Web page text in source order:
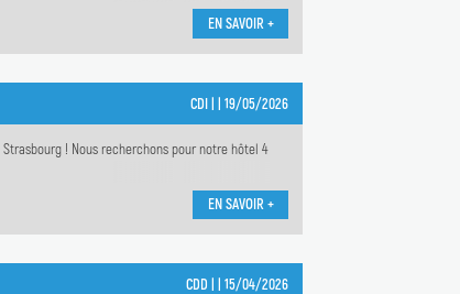
EN SAVOIR +
CDI | | 19/05/2026
! Nous recherchons pour notre hôtel 4
EN SAVOIR +
CDD | | 15/04/2026